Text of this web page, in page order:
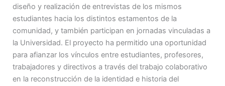
diseño y realización de entrevistas de los mismos
estudiantes hacia los distintos estamentos de la
comunidad, y también participan en jornadas vinculadas a
la Universidad. El proyecto ha permitido una oportunidad
para afianzar los vínculos entre estudiantes, profesores,
trabajadores y directivos a través del trabajo colaborativo
en la reconstrucción de la identidad e historia del